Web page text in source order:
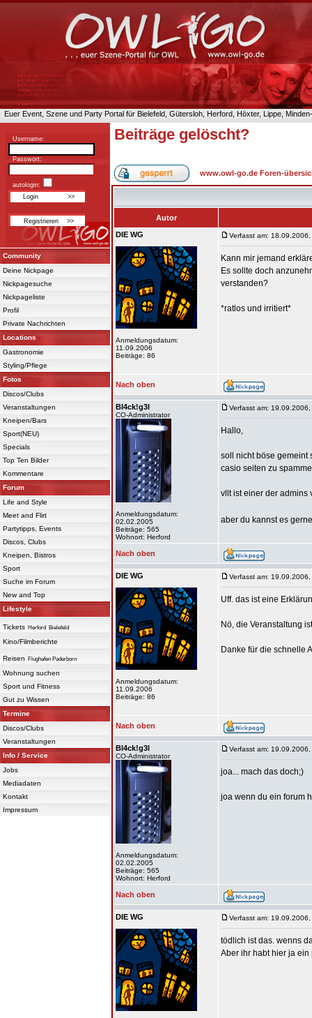
Euer Event, Szene und Party Portal für Bielefeld, Gütersloh, Herford, Höxter, Lippe,
Username:
Passwort:
autologin:
Community
Deine Nickpage
Nickpagesuche
Nickpageliste
Profil
Private Nachrichten
Locations
Gastronomie
Styling/Pflege
Fotos
Discos/Clubs
Veranstaltungen
Kneipen/Bars
Sport(NEU)
Specials
Top Ten Bilder
Kommentare
Forum
Life and Style
Meet and Flirt
Partytipps, Events
Discos, Clubs
Kneipen, Bistros
Sport
Suche im Forum
New and Top
Lifestyle
Tickets Herford Bielefeld
Kino/Filmberichte
Reisen Flughafen Paderborn
Wohnung suchen
Sport und Fitness
Gut zu Wissen
Termine
Discos/Clubs
Veranstaltungen
Info / Service
Jobs
Mediadaten
Kontakt
Impressum
Beiträge gelöscht?
www.owl-go.de Foren-
Autor
DIE WG
Anmeldungsdatum:
11.09.2006
Beiträge: 86
Verfasst am:
Kann mir jemand
Es sollte doch
verstanden?
*ratlos und irritiert*
Nach oben
Bl4ck!g3l
CO-Administrator
Anmeldungsdatum:
02.02.2005
Beiträge: 565
Wohnort: Herford
Verfasst am:
Hallo,
soll nicht böse gemeint
casio seiten zu
vllt ist einer der admins
aber du kannst es
Nach oben
DIE WG
Anmeldungsdatum:
11.09.2006
Beiträge: 86
Verfasst am:
Uff. das ist eine
Nö, die Veranstaltung
Danke für die schnelle
Nach oben
Bl4ck!g3l
CO-Administrator
Anmeldungsdatum:
02.02.2005
Beiträge: 565
Wohnort: Herford
Verfasst am:
joa... mach das doch;)
joa wenn du ein forum
Nach oben
DIE WG Verfasst am:
tödlich ist das. wenns
Aber ihr habt hier ja